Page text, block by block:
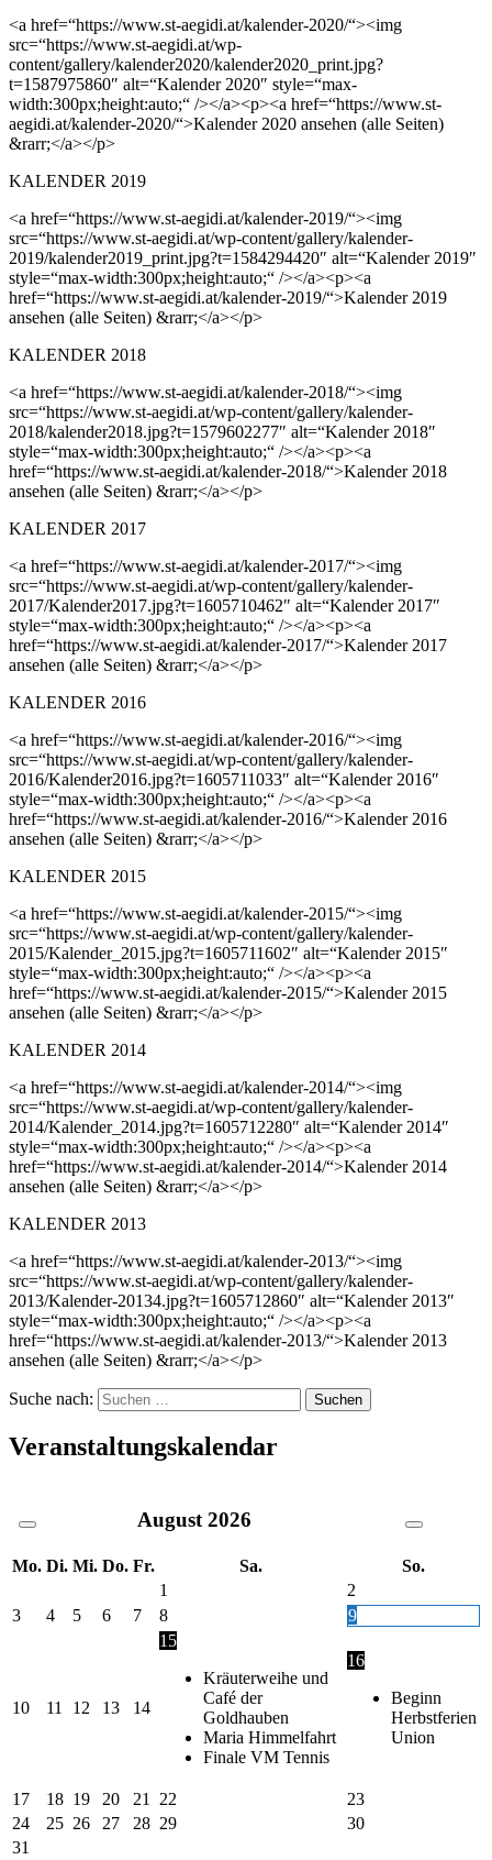
<a href=“https://www.st-aegidi.at/kalender-2020/“><img
src=“https://www.st-aegidi.at/wp-
content/gallery/kalender2020/kalender2020_print.jpg?
t=1587975860″ alt=“Kalender 2020″ style=“max-
width:300px;height:auto;“ /></a><p><a href=“https://www.st-
aegidi.at/kalender-2020/“>Kalender 2020 ansehen (alle Seiten)
&rarr;</a></p>
KALENDER 2019
<a href=“https://www.st-aegidi.at/kalender-2019/“><img
src=“https://www.st-aegidi.at/wp-content/gallery/kalender-
2019/kalender2019_print.jpg?t=1584294420″ alt=“Kalender 2019″
style=“max-width:300px;height:auto;“ /></a><p><a
href=“https://www.st-aegidi.at/kalender-2019/“>Kalender 2019
ansehen (alle Seiten) &rarr;</a></p>
KALENDER 2018
<a href=“https://www.st-aegidi.at/kalender-2018/“><img
src=“https://www.st-aegidi.at/wp-content/gallery/kalender-
2018/kalender2018.jpg?t=1579602277″ alt=“Kalender 2018″
style=“max-width:300px;height:auto;“ /></a><p><a
href=“https://www.st-aegidi.at/kalender-2018/“>Kalender 2018
ansehen (alle Seiten) &rarr;</a></p>
KALENDER 2017
<a href=“https://www.st-aegidi.at/kalender-2017/“><img
src=“https://www.st-aegidi.at/wp-content/gallery/kalender-
2017/Kalender2017.jpg?t=1605710462″ alt=“Kalender 2017″
style=“max-width:300px;height:auto;“ /></a><p><a
href=“https://www.st-aegidi.at/kalender-2017/“>Kalender 2017
ansehen (alle Seiten) &rarr;</a></p>
KALENDER 2016
<a href=“https://www.st-aegidi.at/kalender-2016/“><img
src=“https://www.st-aegidi.at/wp-content/gallery/kalender-
2016/Kalender2016.jpg?t=1605711033″ alt=“Kalender 2016″
style=“max-width:300px;height:auto;“ /></a><p><a
href=“https://www.st-aegidi.at/kalender-2016/“>Kalender 2016
ansehen (alle Seiten) &rarr;</a></p>
KALENDER 2015
<a href=“https://www.st-aegidi.at/kalender-2015/“><img
src=“https://www.st-aegidi.at/wp-content/gallery/kalender-
2015/Kalender_2015.jpg?t=1605711602″ alt=“Kalender 2015″
style=“max-width:300px;height:auto;“ /></a><p><a
href=“https://www.st-aegidi.at/kalender-2015/“>Kalender 2015
ansehen (alle Seiten) &rarr;</a></p>
KALENDER 2014
<a href=“https://www.st-aegidi.at/kalender-2014/“><img
src=“https://www.st-aegidi.at/wp-content/gallery/kalender-
2014/Kalender_2014.jpg?t=1605712280″ alt=“Kalender 2014″
style=“max-width:300px;height:auto;“ /></a><p><a
href=“https://www.st-aegidi.at/kalender-2014/“>Kalender 2014
ansehen (alle Seiten) &rarr;</a></p>
KALENDER 2013
<a href=“https://www.st-aegidi.at/kalender-2013/“><img
src=“https://www.st-aegidi.at/wp-content/gallery/kalender-
2013/Kalender-20134.jpg?t=1605712860″ alt=“Kalender 2013″
style=“max-width:300px;height:auto;“ /></a><p><a
href=“https://www.st-aegidi.at/kalender-2013/“>Kalender 2013
ansehen (alle Seiten) &rarr;</a></p>
Suche nach:
Veranstaltungskalendar
August 2026
Mo. Di. Mi. Do. Fr. Sa.
So.
1
2
3
4 5 6 7 8 9
10 11 12 13 14
15
Kräuterweihe und
Café der
Goldhauben
Maria Himmelfahrt
Finale VM Tennis
16
Beginn
Herbstferien
Union
17 18 19 20 21 22
23
24
25 26 27 28 29
30
31